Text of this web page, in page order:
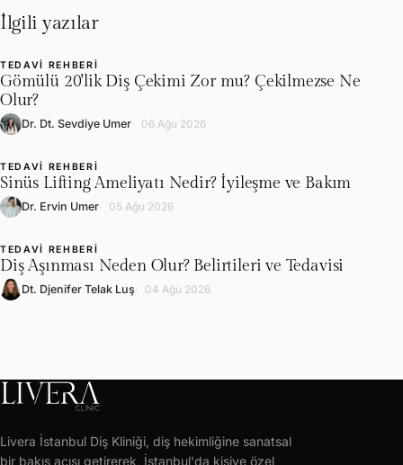
İlgili yazılar
L
TEDAVI REHBERI
Gömülü 20'lik Diş Çekimi Zor mu? Çekilmezse Ne
Olur?
Dr. Dt. Sevdiye Umer 06 Ağu 2026
L
TEDAVI REHBERI
Sinüs Lifting Ameliyatı Nedir? İyileşme ve Bakım
Dr. Ervin Umer 05 Ağu 2026
L
TEDAVI REHBERI
Diş Aşınması Neden Olur? Belirtileri ve Tedavisi
Dt. Djenifer Telak Luş 04 Ağu 2026
CLINIC
Ücretsiz
Livera İstanbul Diş Kliniği, diş hekimliğine sanatsal
bir bakış açısı getirerek, İstanbul'da kişiye özel